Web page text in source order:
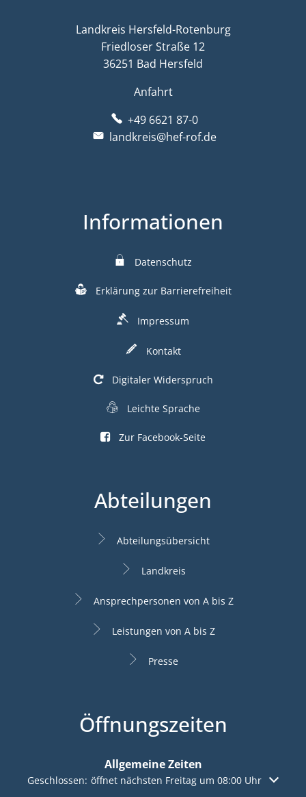
Landkreis Hersfeld-Rotenburg
Friedloser Straße 12
36251 Bad Hersfeld
Anfahrt
+49 6621 87-0
landkreis@hef-rof.de
Informationen
Datenschutz
Erklärung zur Barrierefreiheit
Impressum
Kontakt
Digitaler Widerspruch
Leichte Sprache
Zur Facebook-Seite
Abteilungen
Abteilungsübersicht
Landkreis
Ansprechpersonen von A bis Z
Leistungen von A bis Z
Presse
Öffnungszeiten
Allgemeine Zeiten
Klicken, um weitere Öffnungs- oder Schließzeiten
Geschlossen: öffnet nächsten Freitag um 08:00 Uhr